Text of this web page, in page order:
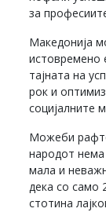
за
Македонија
истовремено
тајната на
рок и
социјалните
Можеби
народот
мала и
дека со само
стотина